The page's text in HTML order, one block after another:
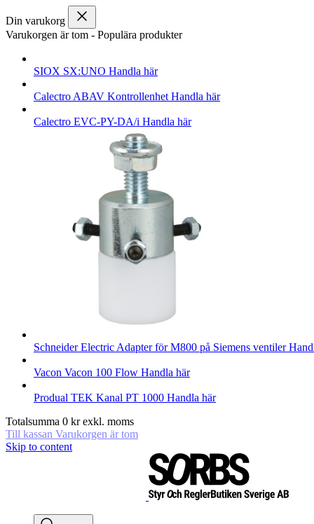
Din varukorg
Varukorgen är tom - Populära produkter
SIOX SX:UNO Handla här
Calectro ABAV Kontrollenhet Handla här
Calectro EVC-PY-DA/i Handla här
Schneider Electric Adapter för M800 på Siemens ventiler
Vacon Vacon 100 Flow Handla här
Produal TEK Kanal PT 1000 Handla här
Totalsumma 0 kr exkl. moms
Till kassan Varukorgen är tom
Skip to content